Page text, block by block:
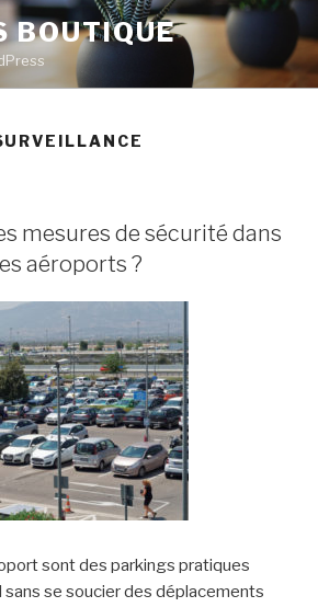
BOUTIQUE
mesures de sécurité dans
aéroports ?
sont des parkings pratiques
sans se soucier des déplacements